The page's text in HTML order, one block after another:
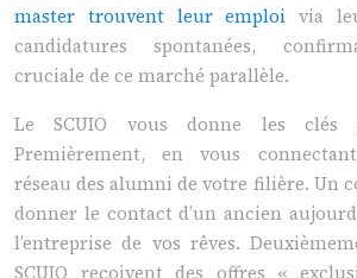
master trouvent leur emploi via
candidatures spontanées,
cruciale de ce marché parallèle.
Le SCUIO vous donne les clés
Premièrement, en vous
réseau des alumni de votre filière. Un
donner le contact d’un ancien
l’entreprise de vos rêves.
SCUIO reçoivent des offres «